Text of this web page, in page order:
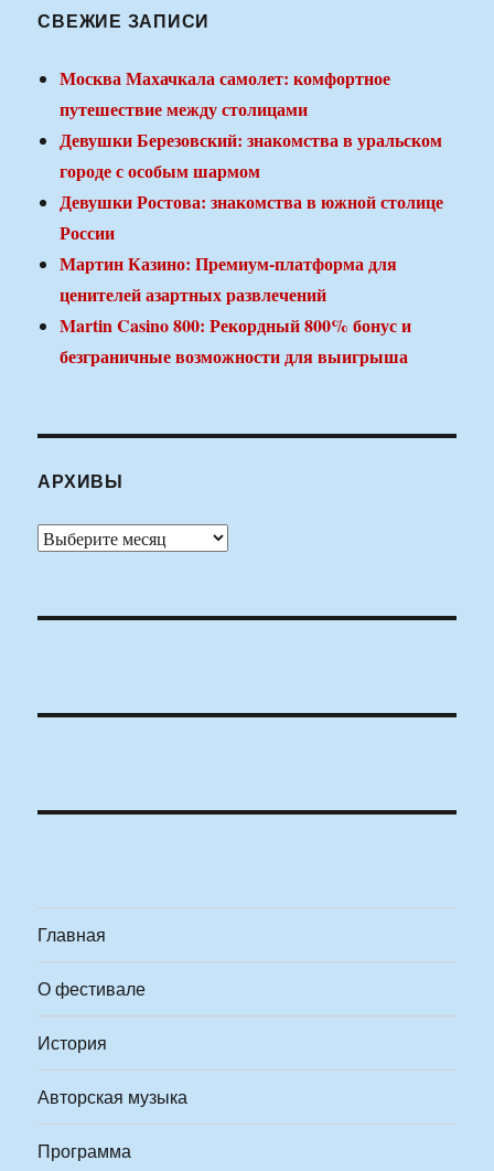
СВЕЖИЕ ЗАПИСИ
Москва Махачкала самолет: комфортное
путешествие между столицами
Девушки Березовский: знакомства в уральском
городе с особым шармом
Девушки Ростова: знакомства в южной столице
России
Мартин Казино: Премиум-платформа для
ценителей азартных развлечений
Martin Casino 800: Рекордный 800% бонус и
безграничные возможности для выигрыша
АРХИВЫ
Архивы
Главная
О фестивале
История
Авторская музыка
Программа